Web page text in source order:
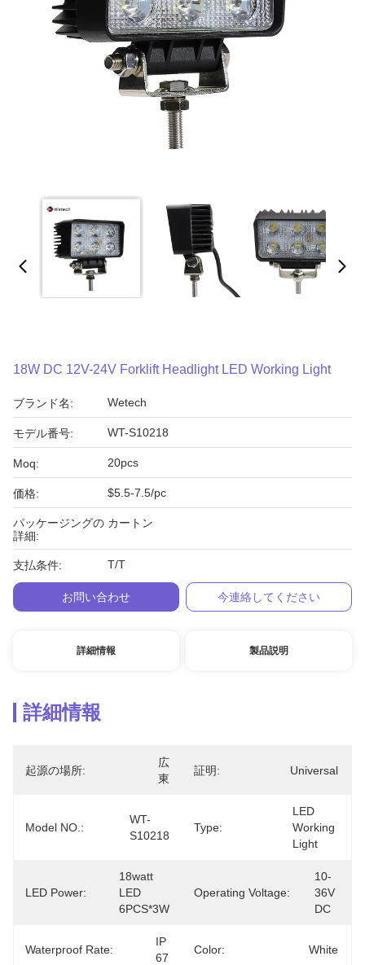
18W DC 12V-24V Forklift Headlight LED Working Light
ブランド名: Wetech
モデル番号: WT-S10218
Moq: 20pcs
価格: $5.5-7.5/pc
パッケージングの
詳細:
カートン
支払条件: T/T
お問い合わせ 今連絡してください
詳細情報 製品説明
詳細情報
起源の場所:
広
東
証明: Universal
Model NO.:
WT-
S10218
Type:
LED
Working
Light
LED Power:
18watt
LED
6PCS*3W
Operating Voltage:
10-
36V
DC
Waterproof Rate:
IP
67
Color: White